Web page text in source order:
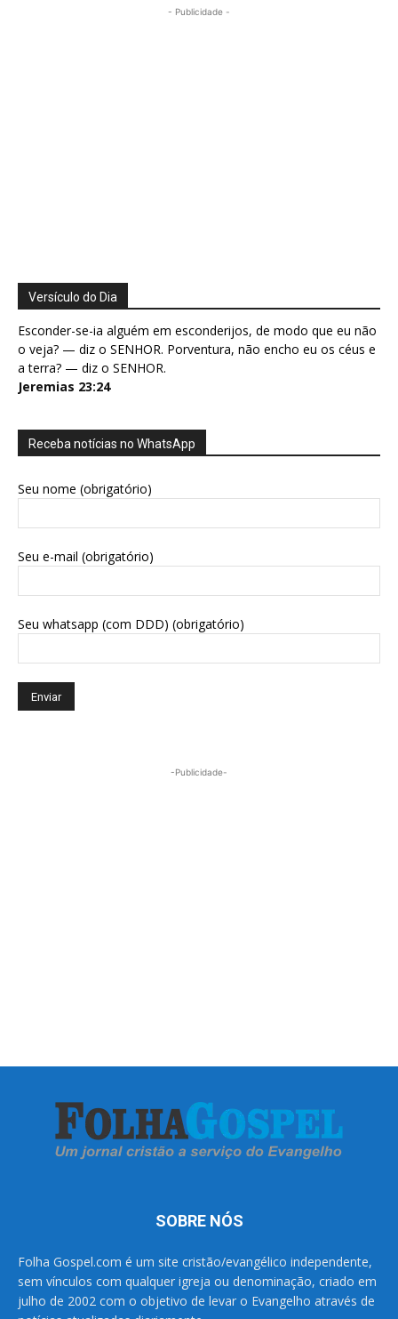
- Publicidade -
Versículo do Dia
Esconder-se-ia alguém em esconderijos, de modo que eu não
o veja? — diz o SENHOR. Porventura, não encho eu os céus e
a terra? — diz o SENHOR.
Jeremias 23:24
Receba notícias no WhatsApp
Seu nome (obrigatório)
Seu e-mail (obrigatório)
Seu whatsapp (com DDD) (obrigatório)
-Publicidade-
SOBRE NÓS
Folha Gospel.com é um site cristão/evangélico independente,
sem vínculos com qualquer igreja ou denominação, criado em
julho de 2002 com o objetivo de levar o Evangelho através de